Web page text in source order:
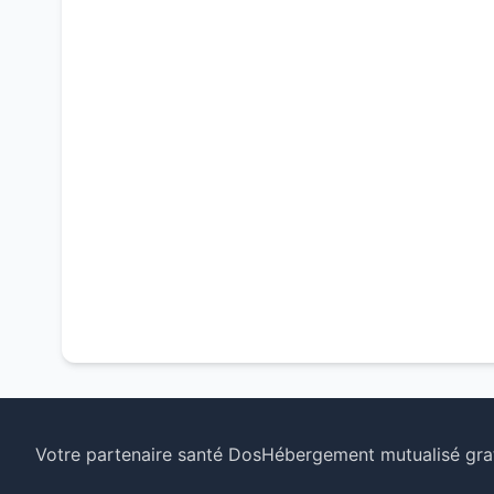
Votre partenaire santé DosHébergement mutualisé